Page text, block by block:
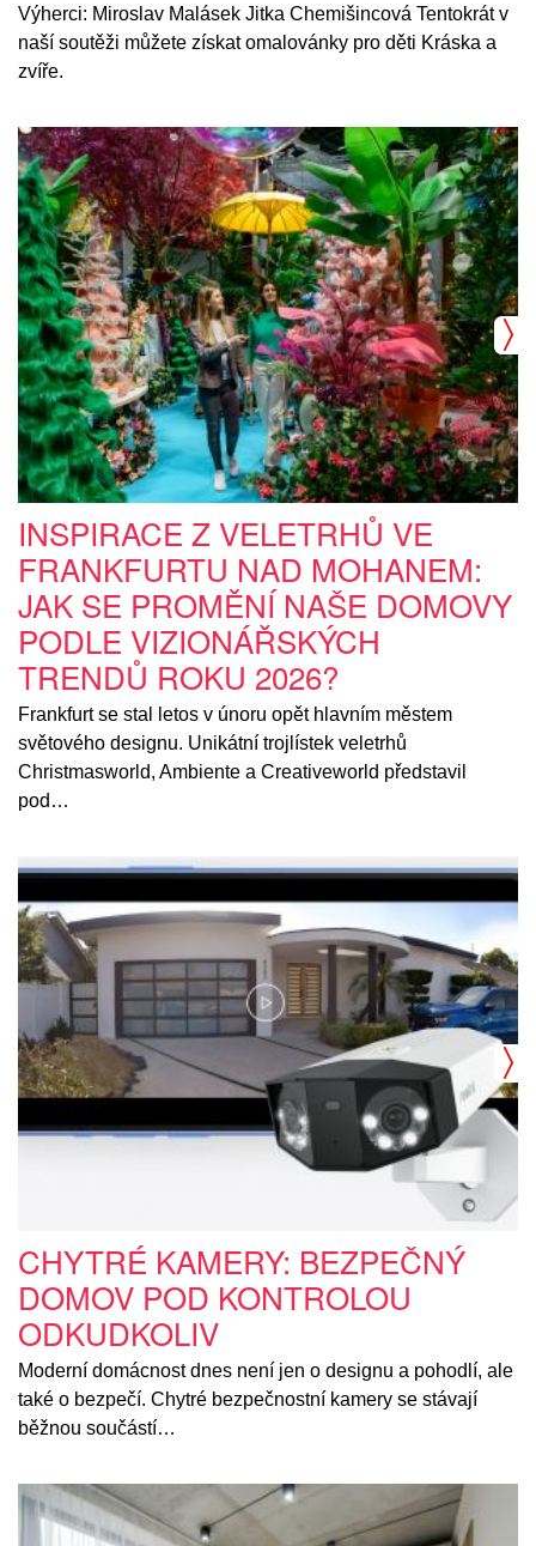
Výherci: Miroslav Malásek Jitka Chemišincová Tentokrát v
naší soutěži můžete získat omalovánky pro děti Kráska a
zvíře.
INSPIRACE Z VELETRHŮ VE
FRANKFURTU NAD MOHANEM:
JAK SE PROMĚNÍ NAŠE DOMOVY
PODLE VIZIONÁŘSKÝCH
TRENDŮ ROKU 2026?
Frankfurt se stal letos v únoru opět hlavním městem
světového designu. Unikátní trojlístek veletrhů
Christmasworld, Ambiente a Creativeworld představil
pod…
CHYTRÉ KAMERY: BEZPEČNÝ
DOMOV POD KONTROLOU
ODKUDKOLIV
Moderní domácnost dnes není jen o designu a pohodlí, ale
také o bezpečí. Chytré bezpečnostní kamery se stávají
běžnou součástí…